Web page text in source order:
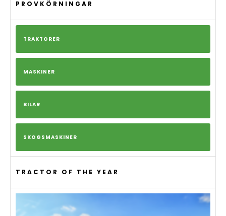
PROVKÖRNINGAR
TRAKTORER
MASKINER
BILAR
SKOGSMASKINER
TRACTOR OF THE YEAR